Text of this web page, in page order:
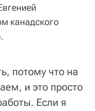
канадского
потому что на
и это просто
Если я